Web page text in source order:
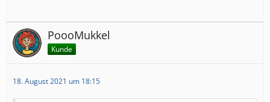
PoooMukkel
Kunde
18. August 2021 um 18:15